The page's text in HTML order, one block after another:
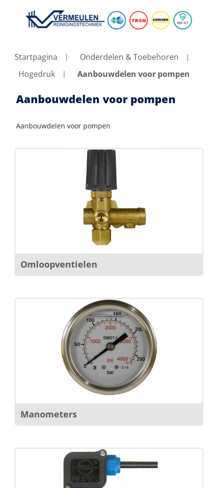
Startpagina
Onderdelen & Toebehoren
Hogedruk
Aanbouwdelen voor pompen
Aanbouwdelen voor pompen
Aanbouwdelen voor pompen
Omloopventielen
Manometers